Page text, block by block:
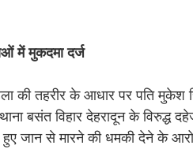
मेंमुकदमादर्ज
की तहरीर के आधार पर पति
बसंत विहार देहरादून के विरुद्ध
जान से मारने की धमकी देने के